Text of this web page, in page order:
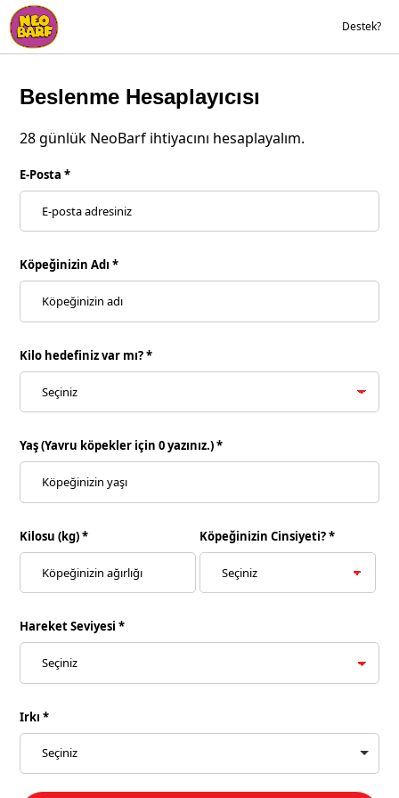
Destek?
Beslenme Hesaplayıcısı
28 günlük NeoBarf ihtiyacını hesaplayalım.
E-Posta *
Köpeğinizin Adı *
Kilo hedefiniz var mı? *
Yaş (Yavru köpekler için 0 yazınız.) *
Kilosu (kg) * Köpeğinizin Cinsiyeti? *
Hareket Seviyesi *
Irkı *
Seçiniz